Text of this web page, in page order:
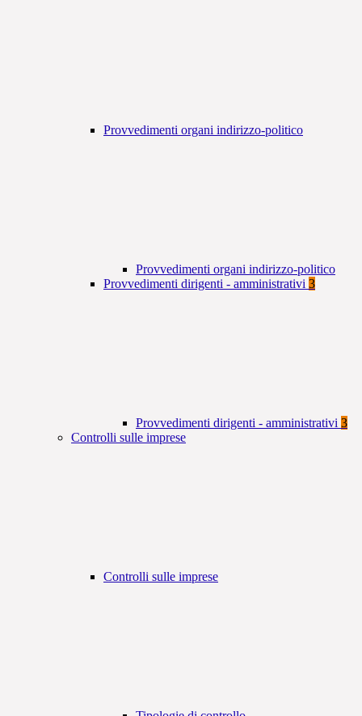
Provvedimenti organi indirizzo-politico
Provvedimenti organi indirizzo-politico
Provvedimenti dirigenti - amministrativi 3
Provvedimenti dirigenti - amministrativi 3
Controlli sulle imprese
Controlli sulle imprese